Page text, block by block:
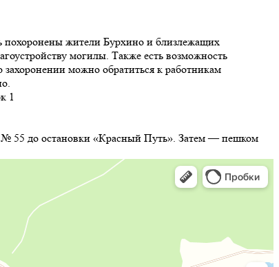
похоронены жители Бурхино и близлежащих
могилы. Также есть возможность
можно обратиться к работникам
1
№ 55 до остановки «Красный Путь». Затем — пешком